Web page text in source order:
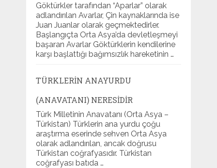
Göktürkler tarafından “Aparlar” olarak
adlandırılan Avarlar, Çin kaynaklarında ise
Juan Juanlar olarak geçmektedirler.
Başlangıçta Orta Asya’da devletleşmeyi
başaran Avarlar Göktürklerin kendilerine
karşı başlattığı bağımsızlık hareketinin …
TÜRKLERIN ANAYURDU
(ANAVATANI) NERESIDIR
Türk Milletinin Anavatanı (Orta Asya –
Türkistan) Türklerin ana yurdu çoğu
araştırma eserinde sehven Orta Asya
olarak adlandırılan, ancak doğrusu
Türkistan coğrafyasıdır. Türkistan
coğrafyası batıda …